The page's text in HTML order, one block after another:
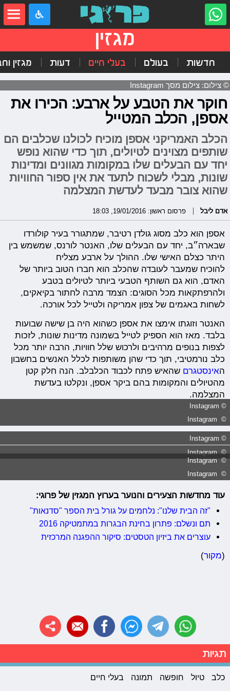
מגזין
חדשות בעולם בעלי חיים דעות מגזין
© צילום: צילום מסך Instagram
חוקר את הטבע על ארבע: הכירו את
אספן, הכלב המטייל
הכלב האמריקני אספן מוכיח לכולנו שכלבים הם
שותפים מצוינים לטיולים, תוך כדי שהוא נופש
יחד עם הבעלים שלו במקומות מגוונים ומדינות
שונות, מבלי לשכוח לתעד את אין ספור החוויות
שהוא צובר מבעד לעדשת המצלמה
אדם ליבל פרסום ראשון: 19/01/2016, 18:03
אספן הוא כלב מסוג גולדן רטיבר, שמתגורר בעיר קולורדו
שבארה״ב, יחד עם הבעלים שלו, האנטר לורנס, שמשמש בין
היתר כצלם האישי שלו. ההולך על ארבע מצליח
להוכיח שמעבר לעובדה שהכלב הוא חברו הטוב ביותר של
האדם, הוא גם השותף הטבעי ביותר לטיולים בטבע
ולהרפתקאות מכל הסוגים: הצמד מרבה לחתור בקיאקים,
לשחות באגמים של צפון אמריקה ולטייל לכל אורכה.
האנטר וזוגתו אימצו את אספן כשהוא היה בן שישה שבועות
בלבד. מאז הוא הספיק לטייל בשמונה מדינות שונות, לזכות
לצפות בנופים מרהיבים ולרכוש שלל חוויות, הרבה יותר מכל
כלב נורמטיבי, תוך כדי שהן משותפות לכלל האנשים בחשבון
האינסטגרם שהאיש פתח לכבוד הכלבלב. הנה חלק קטן
מהטיולים והמקומות בהם ביקר אספן, ונקלטו בעדשת
המצלמה.
© Instagram
© Instagram
© Instagram
© Instagram
© Instagram
© Instagram
עוד מחדשות הצעירים והנוער בערוץ המגזין של פרוגי:
"זה הבית שלנו": נלחמים על גורל בית הספר "סדנאות"
תם ונשלם: פתרון בחינת הבגרות במתמטיקה 2016
עוצרים את ביזיון הטסטים: סיקור ההפגנה המרכזית
(מקור)
תגיות
כלב טיול חופשה תמונה בעלי חיים